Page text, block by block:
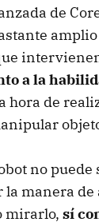
de
a la
hora de
no
la manera
mirarlo, sí